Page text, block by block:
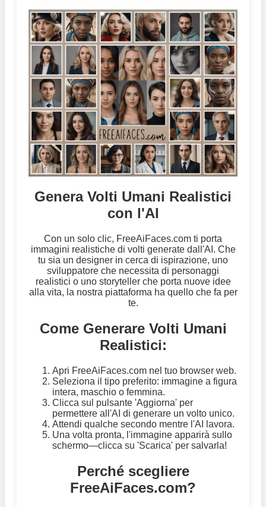
Genera Volti Umani Realistici
con l'AI
Con un solo clic, FreeAiFaces.com ti porta
immagini realistiche di volti generate dall'AI. Che
tu sia un designer in cerca di ispirazione, uno
sviluppatore che necessita di personaggi
realistici o uno storyteller che porta nuove idee
alla vita, la nostra piattaforma ha quello che fa per
te.
Come Generare Volti Umani
Realistici:
Apri FreeAiFaces.com nel tuo browser web.
Seleziona il tipo preferito: immagine a figura
intera, maschio o femmina.
Clicca sul pulsante 'Aggiorna' per
permettere all'AI di generare un volto unico.
Attendi qualche secondo mentre l'AI lavora.
Una volta pronta, l'immagine apparirà sullo
schermo—clicca su 'Scarica' per salvarla!
Perché scegliere
FreeAiFaces.com?